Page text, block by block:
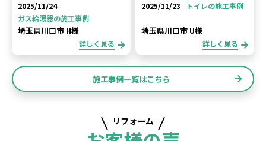
2025/11/24
ガス給湯器の施工事例
埼玉県川口市 H様
詳しく見る
2025/11/23 トイレの施工事例
埼玉県川口市 U様
詳しく見る
施工事例一覧はこちら
リフォーム